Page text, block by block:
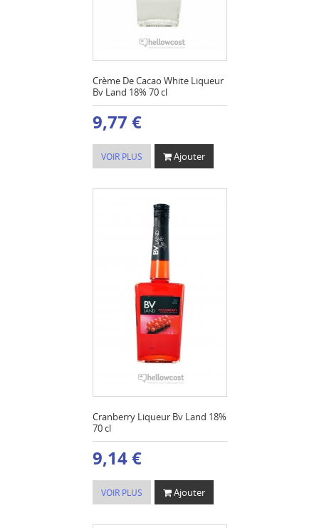
Crème De Cacao White Liqueur
Bv Land 18% 70 cl
9,77 €
VOIR PLUS Ajouter
Cranberry Liqueur Bv Land 18%
70 cl
9,14 €
VOIR PLUS Ajouter